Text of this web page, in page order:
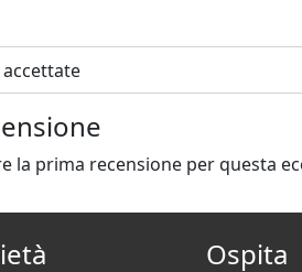
la prima recensione per questa
Ospita